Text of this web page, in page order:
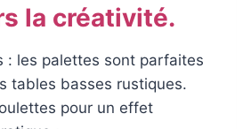
la créativité.
: les palettes sont parfaites
tables basses rustiques.
pour un effet